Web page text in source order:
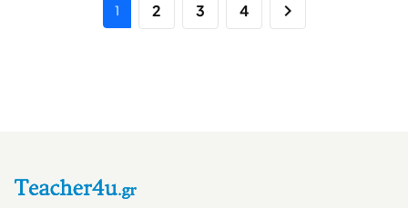
1 2 3 4